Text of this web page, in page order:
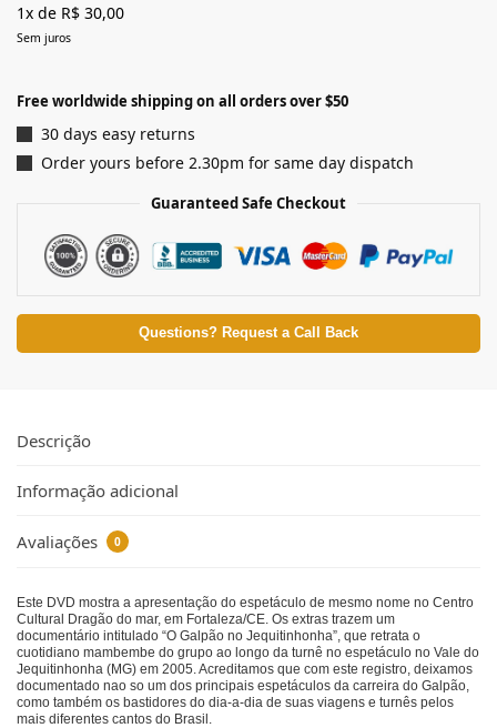
1x de R$ 30,00
Sem juros
Free worldwide shipping on all orders over $50
30 days easy returns
Order yours before 2.30pm for same day dispatch
Guaranteed Safe Checkout
Questions? Request a Call Back
Descrição
Informação adicional
Avaliações 0
Este DVD mostra a apresentação do espetáculo de mesmo nome no Centro
Cultural Dragão do mar, em Fortaleza/CE. Os extras trazem um
documentário intitulado “O Galpão no Jequitinhonha”, que retrata o
cuotidiano mambembe do grupo ao longo da turnê no espetáculo no Vale do
Jequitinhonha (MG) em 2005. Acreditamos que com este registro, deixamos
documentado nao so um dos principais espetáculos da carreira do Galpão,
como também os bastidores do dia-a-dia de suas viagens e turnês pelos
mais diferentes cantos do Brasil.